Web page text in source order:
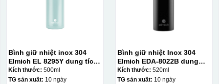
Bình giữ nhiệt inox 304
Elmich EL 8295Y dung tích
500ml
Kích thước: 500ml
TG sản xuất: 10 ngày
Bình giữ nhiệt Inox 304
Elmich EDA-8022B dung
tích 520ml
Kích thước: 520ml
TG sản xuất: 10 ngày